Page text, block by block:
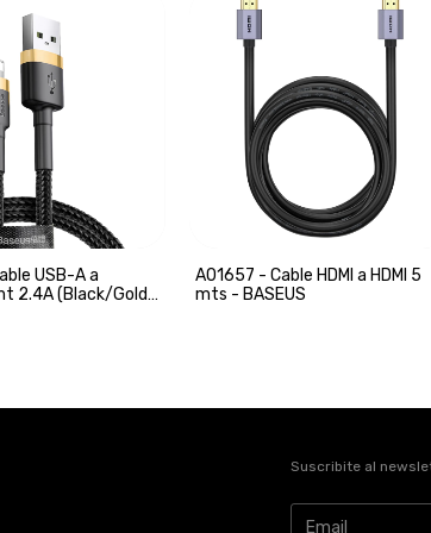
USB-A a
2.4A (Black/Gold)
A01657 - Cable HDMI a HDMI 5
mts - BASEUS
Suscribite al